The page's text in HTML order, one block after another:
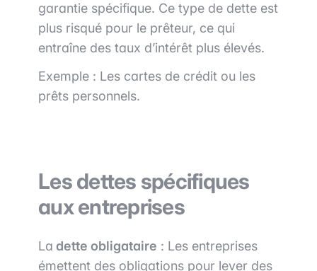
garantie spécifique. Ce type de dette est
plus risqué pour le prêteur, ce qui
entraîne des taux d’intérêt plus élevés.
Exemple : Les cartes de crédit ou les
prêts personnels.
Les dettes spécifiques
aux entreprises
La dette obligataire : Les entreprises
émettent des obligations pour lever des